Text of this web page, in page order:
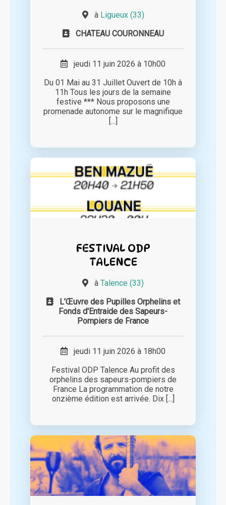
à Ligueux (33)
CHATEAU COURONNEAU
jeudi 11 juin 2026 à 10h00
Du 01 Mai au 31 Juillet Ouvert de 10h à
11h Tous les jours de la semaine
festive *** Nous proposons une
promenade autonome sur le magnifique
[...]
FESTIVAL ODP
TALENCE
à Talence (33)
L’Œuvre des Pupilles Orphelins et
Fonds d'Entraide des Sapeurs-
Pompiers de France
jeudi 11 juin 2026 à 18h00
Festival ODP Talence Au profit des
orphelins des sapeurs-pompiers de
France La programmation de notre
onzième édition est arrivée. Dix [...]